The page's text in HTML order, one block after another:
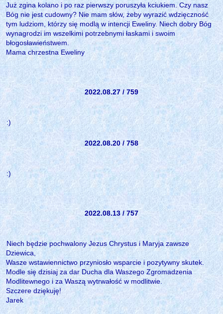
Już zgina kolano i po raz pierwszy poruszyła kciukiem. Czy nasz
Bóg nie jest cudowny? Nie mam słów, żeby wyrazić wdzięczność
tym ludziom, którzy się modlą w intencji Eweliny. Niech dobry Bóg
wynagrodzi im wszelkimi potrzebnymi łaskami i swoim
błogosławieństwem.
Mama chrzestna Eweliny
2022.08.27 / 759
:)
2022.08.20 / 758
:)
2022.08.13 / 757
Niech będzie pochwalony Jezus Chrystus i Maryja zawsze
Dziewica,
Wasze wstawiennictwo przyniosło wsparcie i pozytywny skutek.
Modle się dzisiaj za dar Ducha dla Waszego Zgromadzenia
Modlitewnego i za Waszą wytrwałość w modlitwie.
Szczere dziękuję!
Jarek